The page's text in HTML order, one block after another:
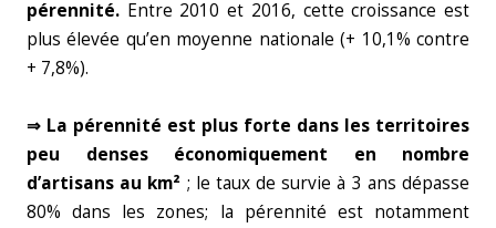
pérennité. Entre 2010 et 2016, cette croissance est
plus élevée qu’en moyenne nationale (+ 10,1% contre
+ 7,8%).
⇒ La pérennité est plus forte dans les territoires
peu denses économiquement en nombre
d’artisans au km² ; le taux de survie à 3 ans dépasse
80% dans les zones; la pérennité est notamment